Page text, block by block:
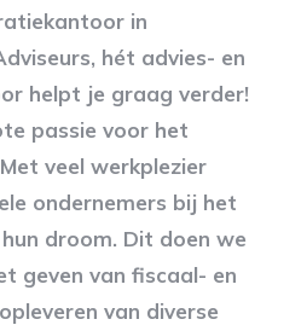
in
hét advies- en
helpt je graag verder!
passie voor het
veel werkplezier
ondernemers bij het
droom. Dit doen we
geven van fiscaal- en
van diverse